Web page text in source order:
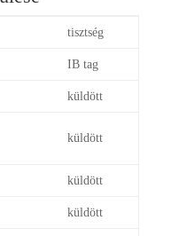
tisztség
IB tag
küldött
küldött
küldött
küldött